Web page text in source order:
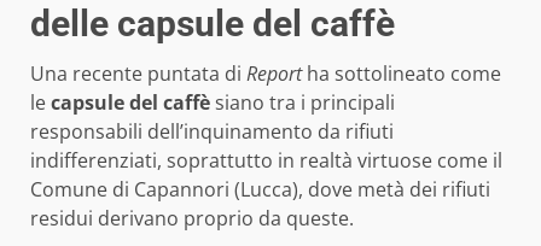
delle capsule del caffè
Una recente puntata di Reportha sottolineato come
lecapsule del caffèsiano tra i principali
responsabili dell’inquinamento da rifiuti
indifferenziati, soprattutto in realtà virtuose come il
Comune di Capannori (Lucca), dove metà dei rifiuti
residui derivano proprio da queste.